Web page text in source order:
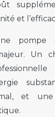
et
Un
et